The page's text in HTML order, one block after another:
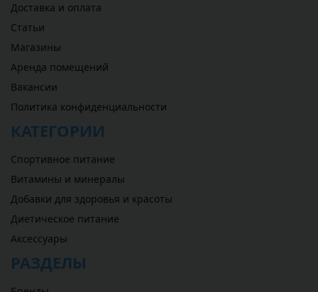
Доставка и оплата
Статьи
Магазины
Аренда помещений
Вакансии
Политика конфиденциальности
КАТЕГОРИИ
Спортивное питание
Витамины и минералы
Добавки для здоровья и красоты
Диетическое питание
Аксессуары
РАЗДЕЛЫ